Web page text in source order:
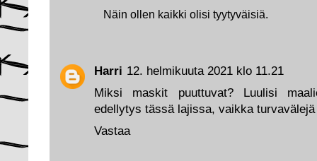
Harri 12. helmikuuta 2021 klo 11.21
Miksi maskit puuttuvat? Luulisi
edellytys tässä lajissa, vaikka
Vastaa
Näin ollen kaikki olisi tyytyväisiä.